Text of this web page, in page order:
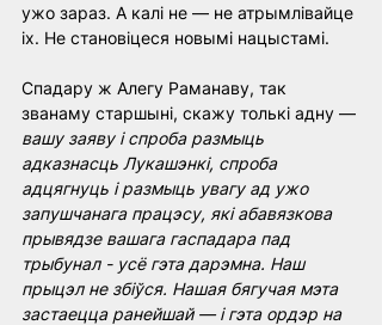
ужо зараз. А калі не — не атрымлівайце
іх. Не становіцеся новымі нацыстамі.
Спадару ж Алегу Раманаву, так
званаму старшыні, скажу толькі адну —
вашу заяву і спроба размыць
адказнасць Лукашэнкі, спроба
адцягнуць і размыць увагу ад ужо
запушчанага працэсу, які абавязкова
прывядзе вашага гаспадара пад
трыбунал - усё гэта дарэмна. Наш
прыцэл не збіўся. Нашая бягучая мэта
застаецца ранейшай — і гэта ордэр на